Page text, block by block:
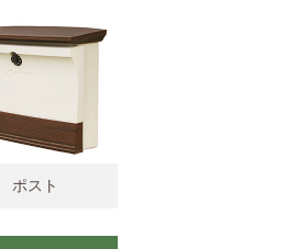
ポスト